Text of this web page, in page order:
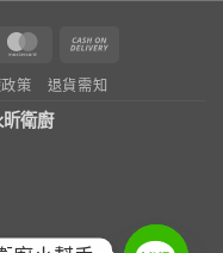
MasterCard
策 退貨需知
昕衛廚